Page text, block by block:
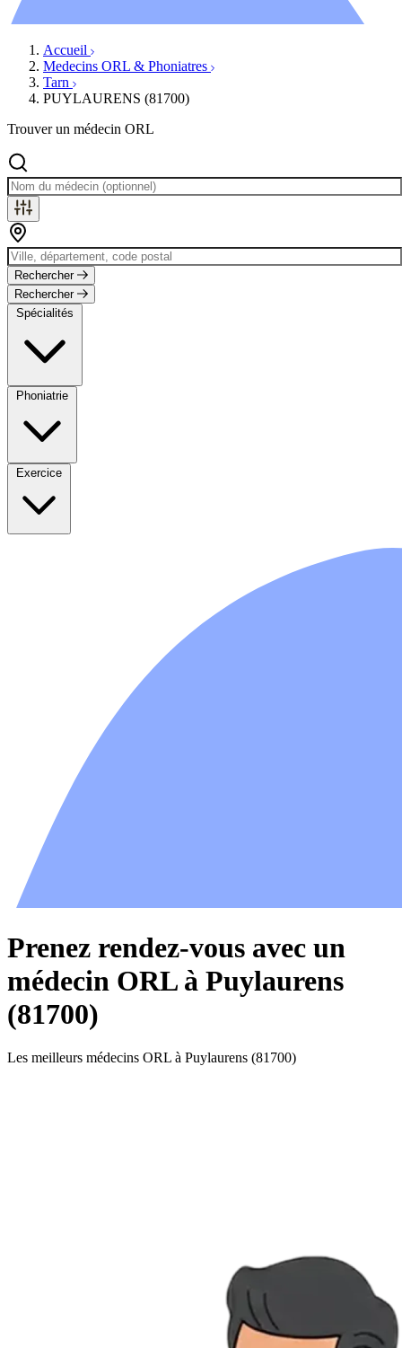
Accueil
Medecins ORL & Phoniatres
Tarn
PUYLAURENS (81700)
Trouver un médecin ORL
Rechercher
Rechercher
Spécialités
Phoniatrie
Exercice
Prenez rendez-vous avec un
médecin ORL à Puylaurens
(81700)
Les meilleurs médecins ORL à Puylaurens (81700)